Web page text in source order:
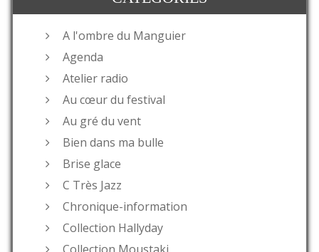
A l'ombre du Manguier
Agenda
Atelier radio
Au cœur du festival
Au gré du vent
Bien dans ma bulle
Brise glace
C Très Jazz
Chronique-information
Collection Hallyday